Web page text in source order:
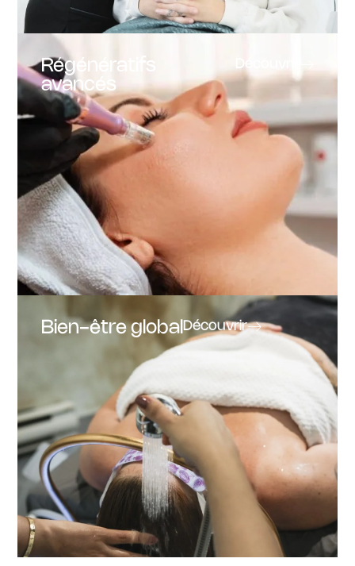
Régénératifs
avancés
Découvrir
Bien-être globalDécouvrir